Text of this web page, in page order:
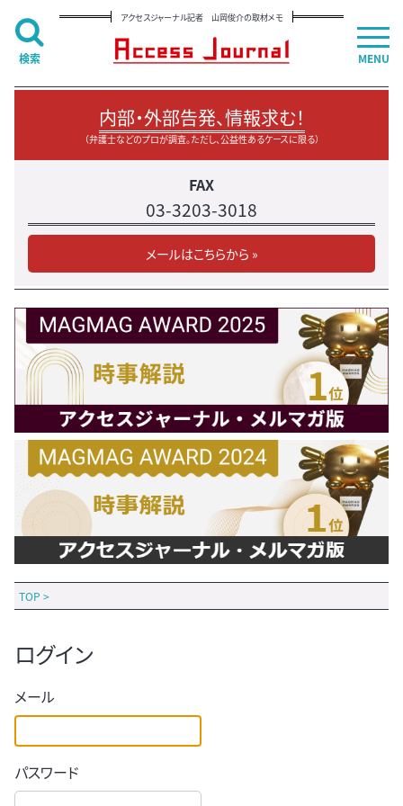
アクセスジャーナル記者 山岡俊介の取材メモ
内部・外部告発、情報求む！
（弁護士などのプロが調査。ただし、公益性あるケースに限る）
FAX
03-3203-3018
メールはこちらから »
TOP >
ログイン
メール
パスワード
MENU
検索